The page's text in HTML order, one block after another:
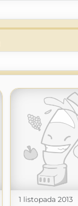
1 listopada 2013